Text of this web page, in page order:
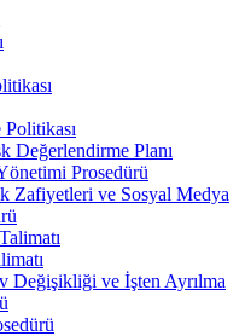
Değerlendirme Planı
Prosedürü
Zafiyetleri ve Sosyal Medya
Değişikliği ve İşten Ayrılma